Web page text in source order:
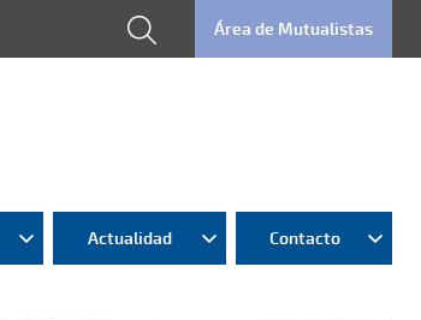
Área de Mutualistas
Actualidad Contacto